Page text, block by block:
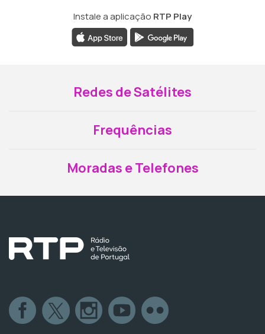
Instale a aplicação RTP Play
Redes de Satélites
Frequências
Moradas e Telefones